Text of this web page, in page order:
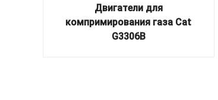
Двигатели для
компримирования газа Cat
G3306B